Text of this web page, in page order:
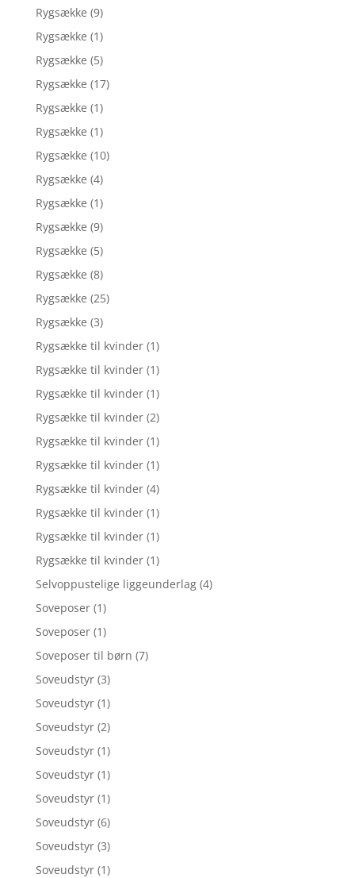
Rygsække (9)
Rygsække (1)
Rygsække (5)
Rygsække (17)
Rygsække (1)
Rygsække (1)
Rygsække (10)
Rygsække (4)
Rygsække (1)
Rygsække (9)
Rygsække (5)
Rygsække (8)
Rygsække (25)
Rygsække (3)
Rygsække til kvinder (1)
Rygsække til kvinder (1)
Rygsække til kvinder (1)
Rygsække til kvinder (2)
Rygsække til kvinder (1)
Rygsække til kvinder (1)
Rygsække til kvinder (4)
Rygsække til kvinder (1)
Rygsække til kvinder (1)
Rygsække til kvinder (1)
Selvoppustelige liggeunderlag (4)
Soveposer (1)
Soveposer (1)
Soveposer til børn (7)
Soveudstyr (3)
Soveudstyr (1)
Soveudstyr (2)
Soveudstyr (1)
Soveudstyr (1)
Soveudstyr (1)
Soveudstyr (6)
Soveudstyr (3)
Soveudstyr (1)